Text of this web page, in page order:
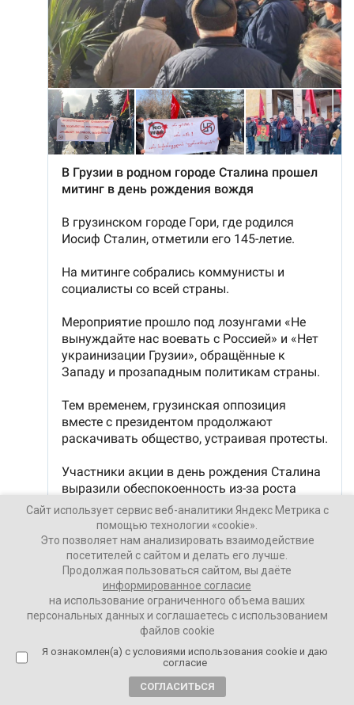
Ваши Новости
24 декабря 2024
Сайт использует сервис веб-аналитики Яндекс Метрика с
помощью технологии «cookie».
Это позволяет нам анализировать взаимодействие
посетителей с сайтом и делать его лучше.
Продолжая пользоваться сайтом, вы даёте
информированное согласие
на использование ограниченного объема ваших
персональных данных и соглашаетесь с использованием
файлов cookie
Я ознакомлен(а) с условиями использования cookie и даю
согласие
СОГЛАСИТЬСЯ